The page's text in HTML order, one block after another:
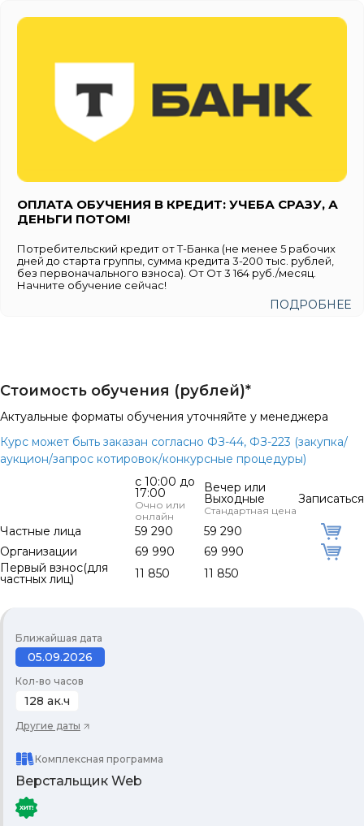
ОПЛАТА ОБУЧЕНИЯ В КРЕДИТ: УЧЕБА СРАЗУ, А
ДЕНЬГИ ПОТОМ!
Потребительский кредит от Т-Банка (не менее 5 рабочих
дней до старта группы, сумма кредита 3-200 тыс. рублей,
без первоначального взноса). От От 3 164 руб./месяц.
Начните обучение сейчас!
ПОДРОБНЕЕ
Стоимость обучения (рублей)*
Актуальные форматы обучения уточняйте у менеджера
Курс может быть заказан согласно ФЗ-44, ФЗ-223 (закупка/
аукцион/запрос котировок/конкурсные процедуры)
с 10:00 до
17:00
Очно или
онлайн
Вечер или
Выходные
Стандартная цена
Записаться
Частные лица 59 290
59 290
Организации
69 990
69 990
Первый взнос(для
частных лиц) 11 850 11 850
Ближайшая дата
05.09.2026
Кол-во часов
128 ак.ч
Другие даты
Комплексная программа
Верстальщик Web